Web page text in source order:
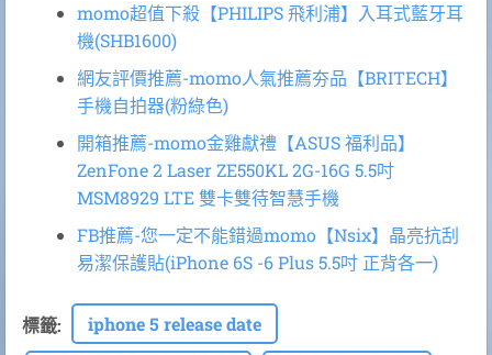
momo超值下殺【PHILIPS 飛利浦】入耳式藍牙耳
機(SHB1600)
網友評價推薦-momo人氣推薦夯品【BRITECH】
手機自拍器(粉綠色)
開箱推薦-momo金雞獻禮【ASUS 福利品】
ZenFone 2 Laser ZE550KL 2G-16G 5.5吋
MSM8929 LTE 雙卡雙待智慧手機
FB推薦-您一定不能錯過momo【Nsix】晶亮抗刮
易潔保護貼(iPhone 6S -6 Plus 5.5吋 正背各一)
標籤: iphone 5 release date